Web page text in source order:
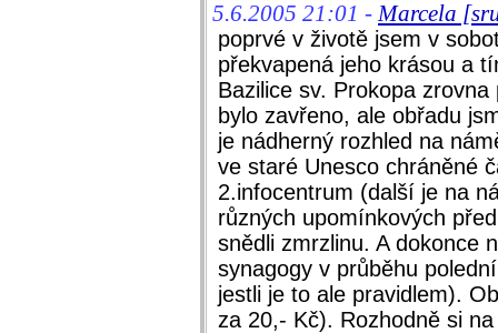
5.6.2005 21:01 - Marcela
poprvé v životě jsem v
překvapená jeho krásou a
Bazilice sv. Prokopa
bylo zavřeno, ale obřadu
je nádherný rozhled na
ve staré Unesco chráněné
2.infocentrum (další je na
různých upomínkových
snědli zmrzlinu. A dokonce
synagogy v průběhu
jestli je to ale pravidlem).
za 20,- Kč). Rozhodně si